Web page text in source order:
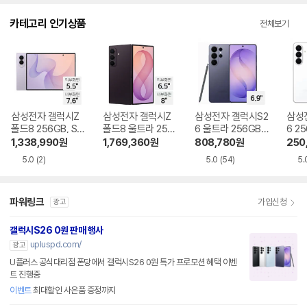
카테고리 인기상품 전체보기
삼성전자 갤럭시Z
폴드8 256GB, SK
T 기기변경 완납
1,338,990원
5.0 (2)
삼성전자 갤럭시Z
폴드8 울트라 256
GB, SKT 기기변경
1,769,360원
삼성전자 갤럭시S2
6 울트라 256GB,
SKT 기기변경 완납
808,780원
5.0 (54)
삼성
6
기변
파워링크 광고 가입신청
갤럭시S26 0원 판매 행사
광고
upluspd.com/
U플러스 공식대리점 폰당에서 갤럭시S26 0원 특가 프로모션 혜택 이벤
트 진행중
이벤트최대할인 사은품 증정까지